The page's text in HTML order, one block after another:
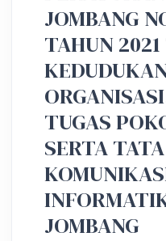
JOMBANG
TAHUN
TUGAS
SERTA
JOMBANG